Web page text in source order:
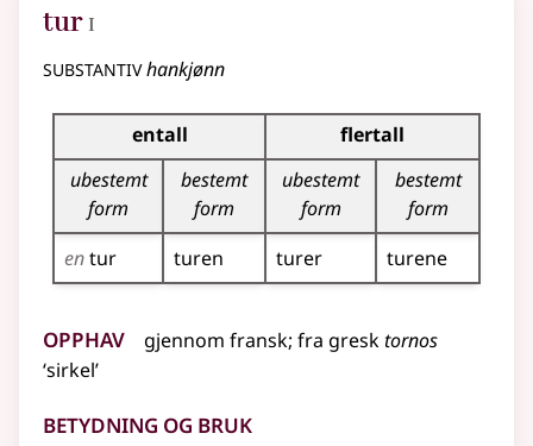
tur 1
I
substantivhankjønn
Bøyingstabell for dette substantivet
entall
flertall
ubestemt
form
bestemt
form
ubestemt
form
bestemt
form
entur turen turer turene
Opphav gjennom fransk; fra gresktornos
‘sirkel’
Betydning og bruk